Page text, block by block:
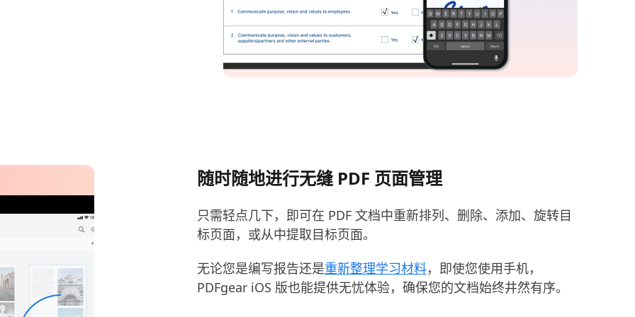
随时随地进行无缝 PDF 页面管理
只需轻点几下，即可在 PDF 文档中重新排列、删除、添加、旋转目
标页面，或从中提取目标页面。
无论您是编写报告还是重新整理学习材料，即使您使用手机，
PDFgear iOS 版也能提供无忧体验，确保您的文档始终井然有序。